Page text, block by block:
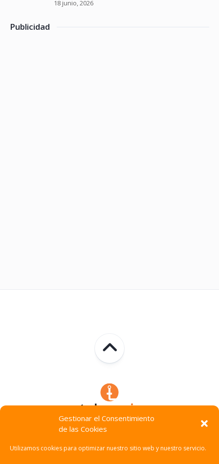
Gestionar el Consentimiento
de las Cookies
Utilizamos cookies para optimizar nuestro sitio web y nuestro servicio.
18 junio, 2026
Publicidad
Technocracia © 2026. Todos Los Derechos Reservados.